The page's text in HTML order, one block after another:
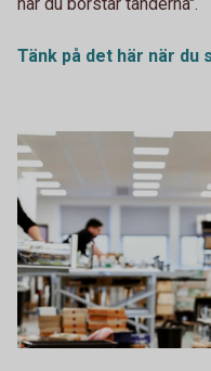
Tänk på det här när du